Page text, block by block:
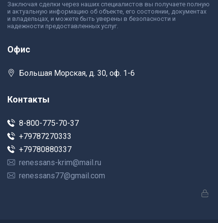
Заключая сделки через наших специалистов вы получаете полную
и актуальную информацию об объекте, его состоянии, документах
и владельцах, и можете быть уверены в безопасности и
надежности предоставленных услуг.
Офис
Большая Морская, д. 30, оф. 1-6
Контакты
8-800-775-70-37
+79787270333
+79780880337
renessans-krim@mail.ru
renessans77@gmail.com